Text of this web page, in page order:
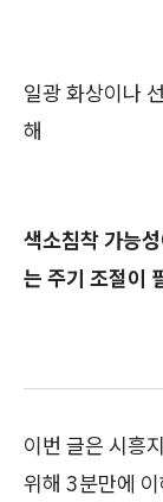
일광 화상이나
해
색소침착 가능
는 주기 조절이
이번 글은 시흥
위해 3분만에